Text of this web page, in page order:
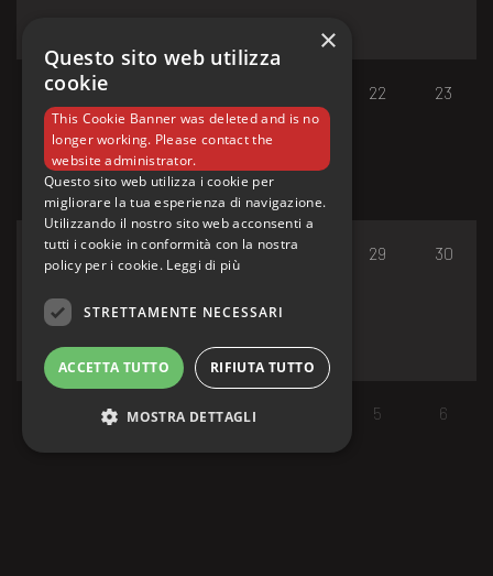
17 18 22 23
24 25 26 27 29 30
1 2 3 5 6
×
Questo sito web utilizza
cookie
This Cookie Banner was deleted and is no
longer working. Please contact the
website administrator.
Questo sito web utilizza i cookie per
migliorare la tua esperienza di navigazione.
Utilizzando il nostro sito web acconsenti a
tutti i cookie in conformità con la nostra
policy per i cookie. Leggi di più
STRETTAMENTE NECESSARI
ACCETTA TUTTO RIFIUTA TUTTO
MOSTRA DETTAGLI